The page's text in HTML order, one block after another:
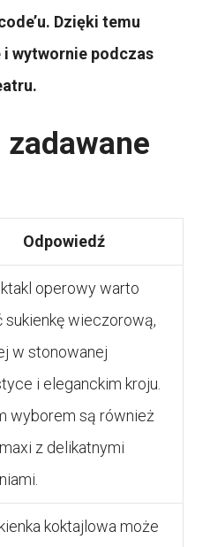
Dzięki temu
i wytwornie podczas
Odpowiedź
operowy warto
sukienkę wieczorową,
w stonowanej
i eleganckim kroju.
wyborem są również
z delikatnymi
koktajlowa może